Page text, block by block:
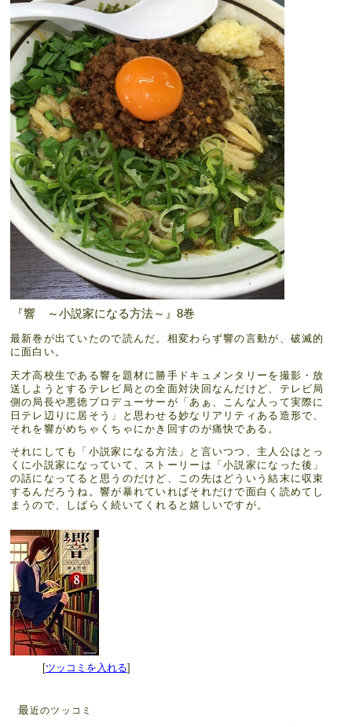
『響 ～小説家になる方法～』8巻
最新巻が出ていたので読んだ。相変わらず響の言動が、破滅的
に面白い。
天才高校生である響を題材に勝手ドキュメンタリーを撮影・放
送しようとするテレビ局との全面対決回なんだけど、テレビ局
側の局長や悪徳プロデューサーが「あぁ、こんな人って実際に
日テレ辺りに居そう」と思わせる妙なリアリティある造形で、
それを響がめちゃくちゃにかき回すのが痛快である。
それにしても「小説家になる方法」と言いつつ、主人公はとっ
くに小説家になっていて、ストーリーは「小説家になった後」
の話になってると思うのだけど、この先はどういう結末に収束
するんだろうね。響が暴れていればそれだけで面白く読めてし
まうので、しばらく続いてくれると嬉しいですが。
[ツッコミを入れる]
最近のツッコミ